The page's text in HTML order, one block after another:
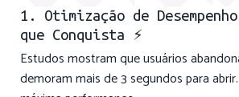
1. Otimização de
que Conquista ⚡
Estudos mostram que usuários
demoram mais de 3 segundos para